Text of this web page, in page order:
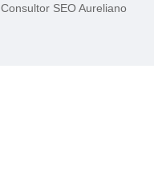
Consultor SEO Aureliano